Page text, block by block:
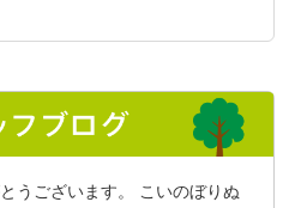
うございます。 こいのぼりぬ